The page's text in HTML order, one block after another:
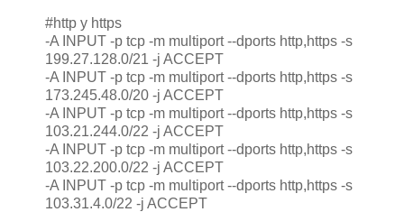
#http y https
-A INPUT -p tcp -m multiport --dports http,https -s
199.27.128.0/21 -j ACCEPT
-A INPUT -p tcp -m multiport --dports http,https -s
173.245.48.0/20 -j ACCEPT
-A INPUT -p tcp -m multiport --dports http,https -s
103.21.244.0/22 -j ACCEPT
-A INPUT -p tcp -m multiport --dports http,https -s
103.22.200.0/22 -j ACCEPT
-A INPUT -p tcp -m multiport --dports http,https -s
103.31.4.0/22 -j ACCEPT